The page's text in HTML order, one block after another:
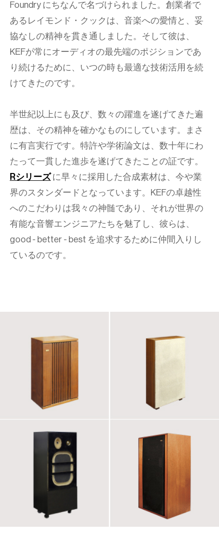
Foundry にちなんで名づけられました。創業者で
あるレイモンド・クックは、音楽への愛情と、妥
協なしの精神を貫き通しました。そして彼は、
KEFが常にオーディオの最先端のポジションであ
り続けるために、いつの時も最適な技術活用を続
けてきたのです。
半世紀以上にも及び、数々の躍進を遂げてきた遍
歴は、その精神を確かなものにしています。まさ
に有言実行です。特許や学術論文は、数十年にわ
たって一貫した進歩を遂げてきたことの証です。
Rシリーズ に早々に採用した合成素材は、今や業
界のスタンダードとなっています。KEFの卓越性
へのこだわりは我々の神髄であり、それが世界の
有能な音響エンジニアたちを魅了し、彼らは、
good - better - best を追求するために仲間入りし
ているのです。